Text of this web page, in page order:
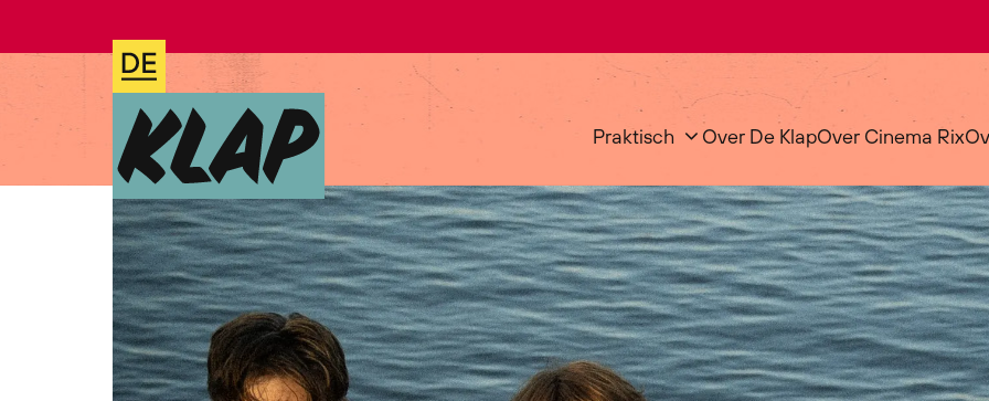
Praktisch Over De KlapOver Cinema Rix